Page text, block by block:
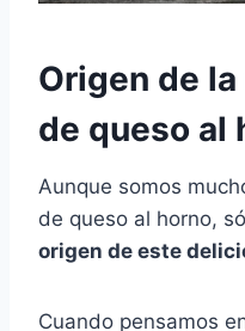
Origen de
de queso al
Aunque somos
de queso al horno,
origen de este
Cuando pensamos